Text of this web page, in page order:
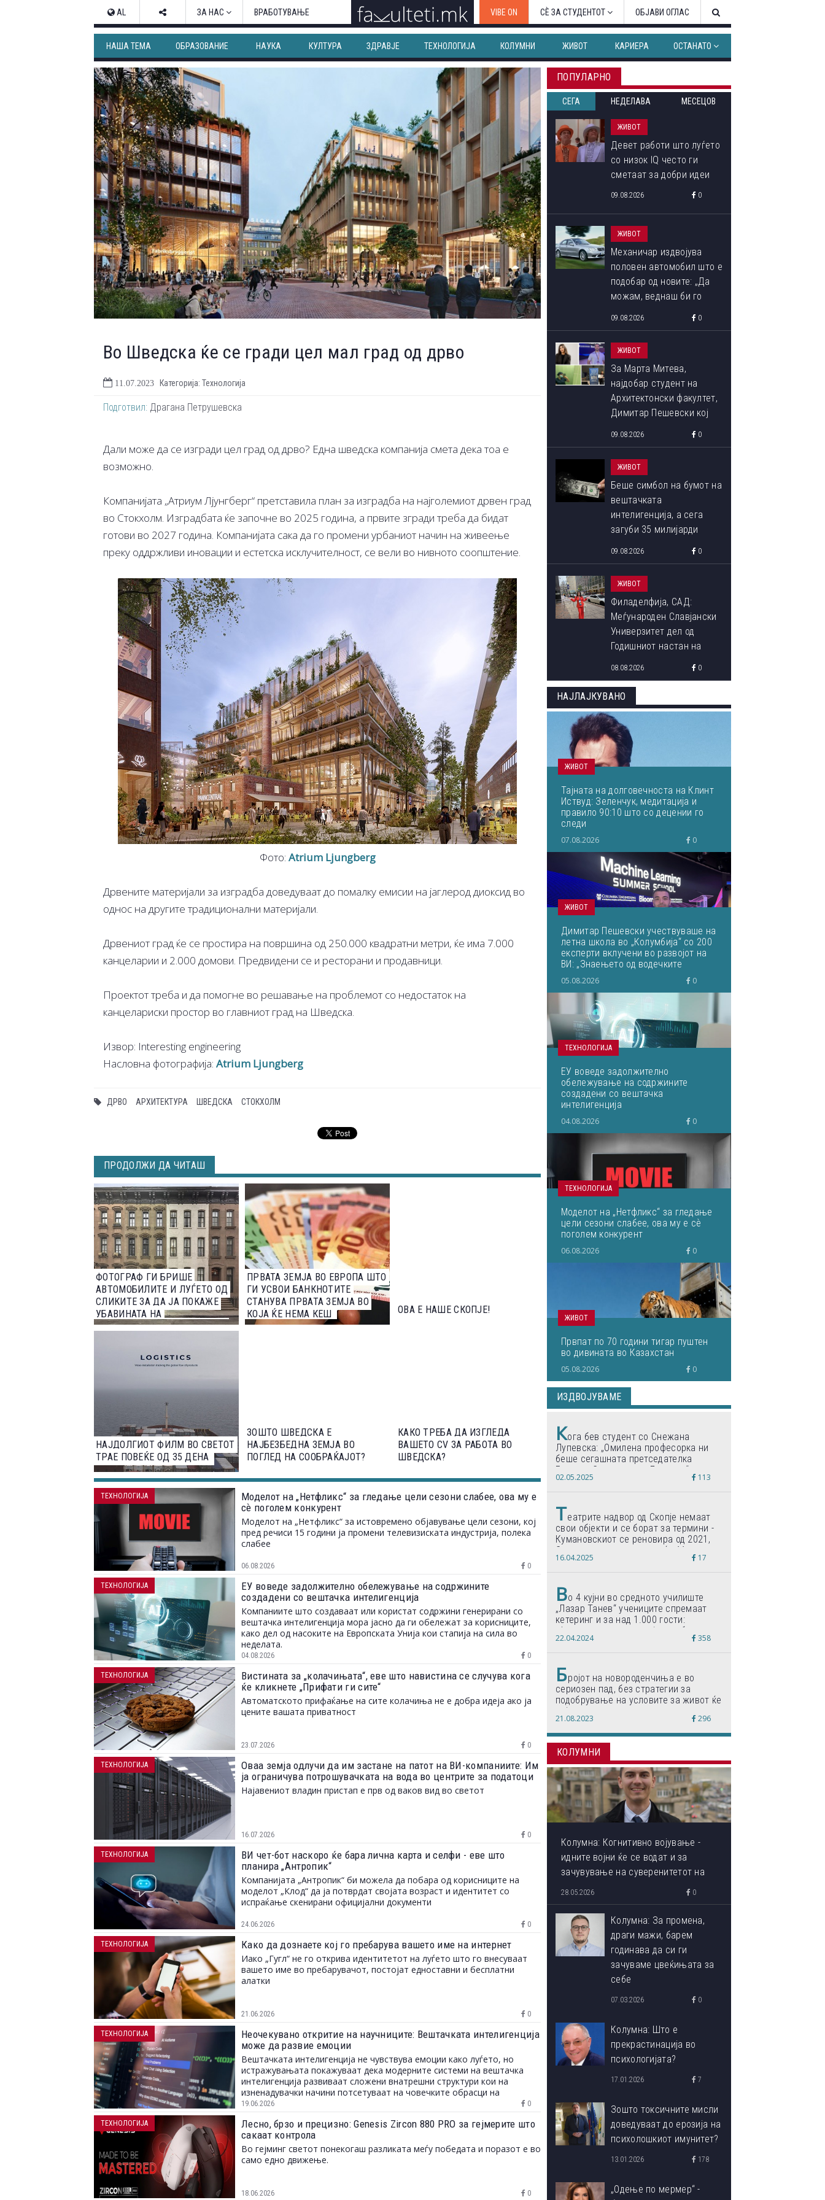
AL ЗА НАС ВРАБОТУВАЊЕ VIBE ON СЀ ЗА СТУДЕНТОТ ОБЈАВИ ОГЛАС
НАША ТЕМА ОБРАЗОВАНИЕ НАУКА КУЛТУРА ЗДРАВЈЕ ТЕХНОЛОГИЈА КОЛУМНИ ЖИВОТ КАРИЕРА ОСТАНАТО
Во Шведска ќе се гради цел мал град од дрво
11.07.2023 Категорија: Технологија
Подготвил: Драгана Петрушевска
Дали може да се изгради цел град од дрво? Една шведска компанија смета дека тоа е
возможно.
Компанијата „Атриум Лјунгберг“ претставила план за изградба на најголемиот дрвен град
во Стокхолм. Изградбата ќе започне во 2025 година, а првите згради треба да бидат
готови во 2027 година. Компанијата сака да го промени урбаниот начин на живеење
преку оддржливи иновации и естетска исклучителност, се вели во нивното соопштение.
Фото: Atrium Ljungberg
Дрвените материјали за изградба доведуваат до помалку емисии на јаглерод диоксид во
однос на другите традиционални материјали.
Дрвениот град ќе се простира на површина од 250.000 квадратни метри, ќе има 7.000
канцеларии и 2.000 домови. Предвидени се и ресторани и продавници.
Проектот треба и да помогне во решавање на проблемот со недостаток на
канцелариски простор во главниот град на Шведска.
Извор: Interesting engineering
Насловна фотографија: Atrium Ljungberg
ДРВО АРХИТЕКТУРА ШВЕДСКА СТОКХОЛМ
ПРОДОЛЖИ ДА ЧИТАШ
ФОТОГРАФ ГИ БРИШЕ
АВТОМОБИЛИТЕ И ЛУЃЕТО ОД
СЛИКИТЕ ЗА ДА ЈА ПОКАЖЕ
УБАВИНАТА НА
АРХИТЕКТУРАТА ВО ЊУЈОРК
ПРВАТА ЗЕМЈА ВО ЕВРОПА ШТО
ГИ УСВОИ БАНКНОТИТЕ
СТАНУВА ПРВАТА ЗЕМЈА ВО
КОЈА ЌЕ НЕМА КЕШ
ОВА Е НАШЕ СКОПЈЕ!
НАЈДОЛГИОТ ФИЛМ ВО СВЕТОТ
ТРАЕ ПОВЕЌЕ ОД 35 ДЕНА
ЗОШТО ШВЕДСКА Е
НАЈБЕЗБЕДНА ЗЕМЈА ВО
ПОГЛЕД НА СООБРАЌАЈОТ?
КАКО ТРЕБА ДА ИЗГЛЕДА
ВАШЕТО CV ЗА РАБОТА ВО
ШВЕДСКА?
Моделот на „Нетфликс“ за гледање цели сезони слабее, ова му е
сѐ поголем конкурент
Моделот на „Нетфликс“ за истовремено објавување цели сезони, кој
пред речиси 15 години ја промени телевизиската индустрија, полека
слабее
06.08.2026 0
ТЕХНОЛОГИЈА
ЕУ воведе задолжително обележување на содржините
создадени со вештачка интелигенција
Компаниите што создаваат или користат содржини генерирани со
вештачка интелигенција мора јасно да ги обележат за корисниците,
како дел од насоките на Европската Унија кои стапија на сила во
неделата.
04.08.2026 0
ТЕХНОЛОГИЈА
Вистината за „колачињата“, еве што навистина се случува кога
ќе кликнете „Прифати ги сите“
Автоматското прифаќање на сите колачиња не е добра идеја ако ја
цените вашата приватност
23.07.2026 0
ТЕХНОЛОГИЈА
Оваа земја одлучи да им застане на патот на ВИ-компаниите: Им
ја ограничува потрошувачката на вода во центрите за податоци
Најавениот владин пристап е прв од ваков вид во светот
16.07.2026 0
ТЕХНОЛОГИЈА
ВИ чет-бот наскоро ќе бара лична карта и селфи - еве што
планира „Антропик“
Компанијата „Антропик“ би можела да побара од корисниците на
моделот „Клод“ да ја потврдат својата возраст и идентитет со
испраќање скенирани официјални документи
24.06.2026 0
ТЕХНОЛОГИЈА
Како да дознаете кој го пребарува вашето име на интернет
Иако „Гугл“ не го открива идентитетот на луѓето што го внесуваат
вашето име во пребарувачот, постојат едноставни и бесплатни
алатки
21.06.2026 0
ТЕХНОЛОГИЈА
Неочекувано откритие на научниците: Вештачката интелигенција
може да развие емоции
Вештачката интелигенција не чувствува емоции како луѓето, но
истражувањата покажуваат дека модерните системи на вештачка
интелигенција развиваат сложени внатрешни структури кои на
изненадувачки начини потсетуваат на човечките обрасци на
размислување и однесување.
19.06.2026 0
ТЕХНОЛОГИЈА
Лесно, брзо и прецизно: Genesis Zircon 880 PRO за гејмерите што
сакаат контрола
Во гејминг светот понекогаш разликата меѓу победата и поразот е во
само едно движење.
18.06.2026 0
ТЕХНОЛОГИЈА
ПОПУЛАРНО
СЕГА НЕДЕЛАВА МЕСЕЦОВ
ЖИВОТ
Девет работи што луѓето
со низок IQ често ги
сметаат за добри идеи
09.08.2026 0
ЖИВОТ
Механичар издвојува
половен автомобил што е
подобар од новите: „Да
можам, веднаш би го
09.08.2026 0
ЖИВОТ
За Марта Митева,
најдобар студент на
Архитектонски факултет,
Димитар Пешевски кој
школа во „Колумбија“ и
Јована Цветковска,
најдобар студент на
Медицина... Што
пишувавме неделава
09.08.2026 0
ЖИВОТ
Беше симбол на бумот на
вештачката
интелигенција, а сега
загуби 35 милијарди
09.08.2026 0
ЖИВОТ
Филаделфија, САД:
Меѓународен Славјански
Универзитет дел од
Годишниот настан на
08.08.2026 0
НАЈЛАЈКУВАНО
ЖИВОТ
Тајната на долговечноста на Клинт
Иствуд: Зеленчук, медитација и
правило 90:10 што со децении го
следи
07.08.2026 0
ЖИВОТ
Димитар Пешевски учествуваше на
летна школа во „Колумбија“ со 200
експерти вклучени во развојот на
ВИ: „Знаењето од водечките
светски ВИ-истражувачи ќе им го
пренесам на студентите“
05.08.2026 0
ТЕХНОЛОГИЈА
ЕУ воведе задолжително
обележување на содржините
создадени со вештачка
интелигенција
04.08.2026 0
ТЕХНОЛОГИЈА
Моделот на „Нетфликс“ за гледање
цели сезони слабее, ова му е сѐ
поголем конкурент
06.08.2026 0
ЖИВОТ
Првпат по 70 години тигар пуштен
во дивината во Казахстан
05.08.2026 0
ИЗДВОЈУВАМЕ
Кога бев студент со Снежана
Лупевска: „Омилена професорка ни
беше сегашната претседателка
Гордана Сиљановска-Давкова“
02.05.2025 113
Театрите надвор од Скопје немаат
свои објекти и се борат за термини -
Кумановскиот се реновира од 2021,
Струмичкиот се гради веќе 11 години
16.04.2025 17
Во 4 кујни во средното училиште
„Лазар Танев“ учениците спремаат
кетеринг и за над 1.000 гости:
„Формиравме компанија и работиме
по светски стандарди“
22.04.2024 358
Бројот на новороденчиња е во
сериозен пад, без стратегии за
подобрување на условите за живот ќе
дојде до затворање на училишта,
предупредуваат експертите
21.08.2023 296
КОЛУМНИ
Колумна: Когнитивно војување -
идните војни ќе се водат и за
зачувување на суверенитетот на
сопствениот ум
28.05.2026 0
Колумна: За промена,
драги мажи, барем
годинава да си ги
зачуваме цвеќињата за
себе
07.03.2026 0
Колумна: Што е
прекрастинација во
психологијата?
17.01.2026 7
Зошто токсичните мисли
доведуваат до ерозија на
психолошкиот имунитет?
13.01.2026 178
„Одење по мермер“ -